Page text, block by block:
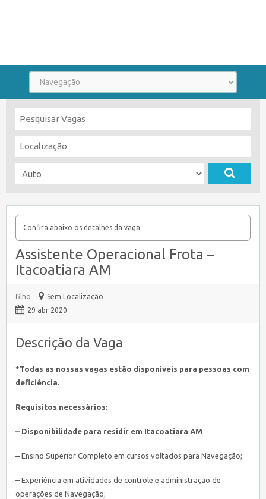
Confira abaixo os detalhes da vaga
Assistente Operacional Frota –
Itacoatiara AM
filho
Sem Localização
29 abr 2020
Descrição da Vaga
*Todas as nossas vagas estão disponíveis para pessoas com
deficiência.
Requisitos necessários:
– Disponibilidade para residir em Itacoatiara AM
– Ensino Superior Completo em cursos voltados para Navegação;
– Experiência em atividades de controle e administração de
operações de Navegação;